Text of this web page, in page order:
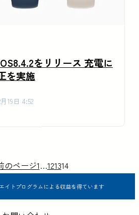
をリリース 充電に
を実施
19日 4:52
のページ1…121314
イトプログラムによる収益を得ています